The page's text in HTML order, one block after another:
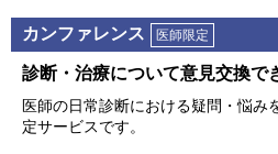
カンファレンス 医師限定
診断・治療について意⾒交換で
医師の⽇常診断における疑問・悩み
定サービスです。